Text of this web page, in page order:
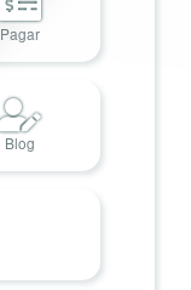
Pagar
Blog